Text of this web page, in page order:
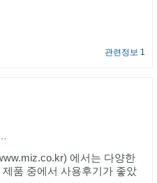
관련정보 1
클 청소 3종 세트 체험단 모집
에서는 다양한
품 중에서 사용후기가 좋았